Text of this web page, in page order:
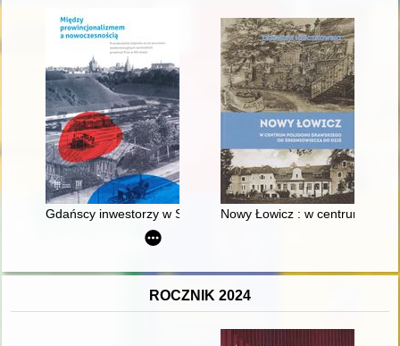
Gdańscy inwestorzy w Sopocie : prestiż finansowy i
Nowy Łowicz : w centrum
ROCZNIK 2024